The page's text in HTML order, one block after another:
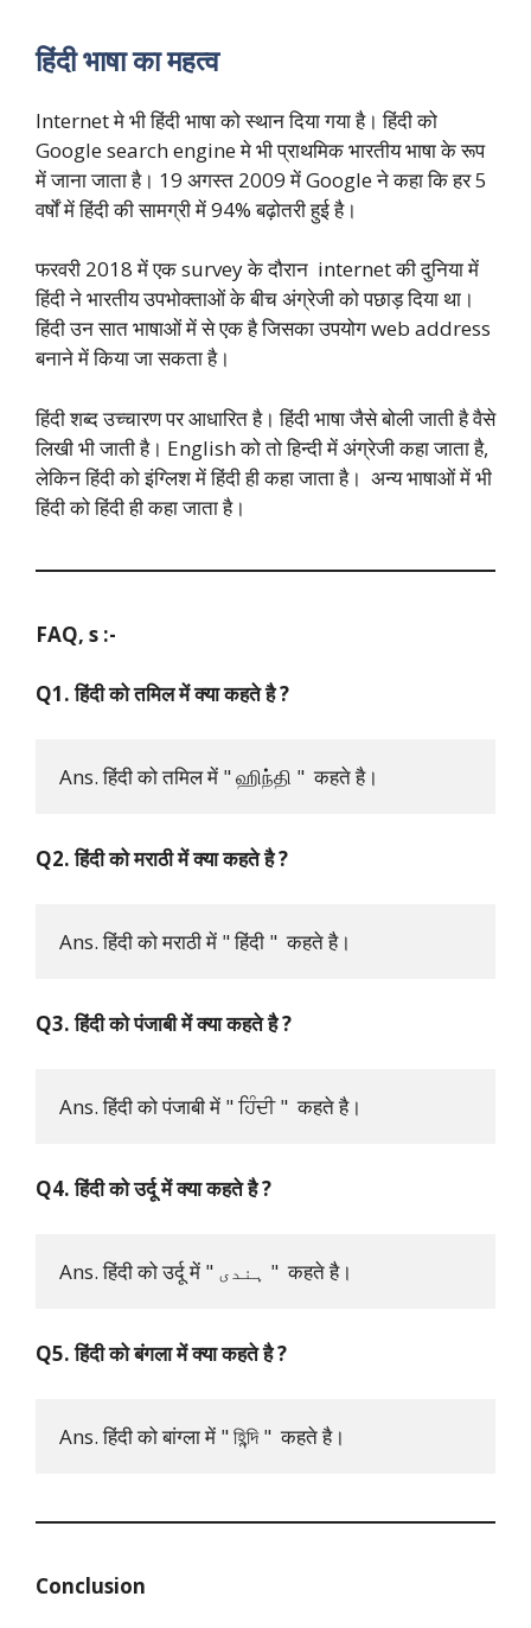
हिंदीभाषाकामहत्व
Internet मे भी हिंदी भाषा को स्थान दिया गया है। हिंदी को
Google search engine मे भी प्राथमिक भारतीय भाषा के रूप
में जाना जाता है। 19 अगस्त 2009 में Google ने कहा कि हर 5
वर्षों में हिंदी की सामग्री में 94% बढ़ोतरी हुई है।
फरवरी 2018 में एक survey के दौरान internet की दुनिया में
हिंदी ने भारतीय उपभोक्ताओं के बीच अंग्रेजी को पछाड़ दिया था।
हिंदी उन सात भाषाओं में से एक है जिसका उपयोग web address
बनाने में किया जा सकता है।
हिंदी शब्द उच्चारण पर आधारित है। हिंदी भाषा जैसे बोली जाती है वैसे
लिखी भी जाती है। English को तो हिन्दी में अंग्रेजी कहा जाता है,
लेकिन हिंदी को इंग्लिश में हिंदी ही कहा जाता है। अन्य भाषाओं में भी
हिंदी को हिंदी ही कहा जाता है।
FAQ, s :-
Q1. हिंदी को तमिल में क्या कहते है ?
Ans. हिंदी को तमिल में " ஹிந்தி "  कहते है।
Q2. हिंदी को मराठी में क्या कहते है ?
Ans. हिंदी को मराठी में " हिंदी "  कहते है।
Q3. हिंदी को पंजाबी में क्या कहते है ?
Ans. हिंदी को पंजाबी में " ਹਿੰਦੀ "  कहते है।
Q4. हिंदी को उर्दू में क्या कहते है ?
Ans. हिंदी को उर्दू में " ہندی "  कहते है।
Q5. हिंदी को बंगला में क्या कहते है ?
Ans. हिंदी को बांग्ला में " হিন্দি "  कहते है।
Conclusion